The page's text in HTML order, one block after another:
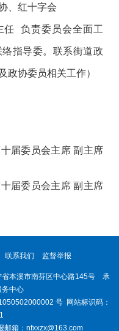
、红十字会
负责委员会全面工
指导委。联系街道政
政协委员相关工作）
届委员会主席 副主席
届委员会主席 副主席
联系我们 监督举报
本溪市南芬区中心路145号 承
务中心
号 网站标识码：
箱：nfxxzx@163.com